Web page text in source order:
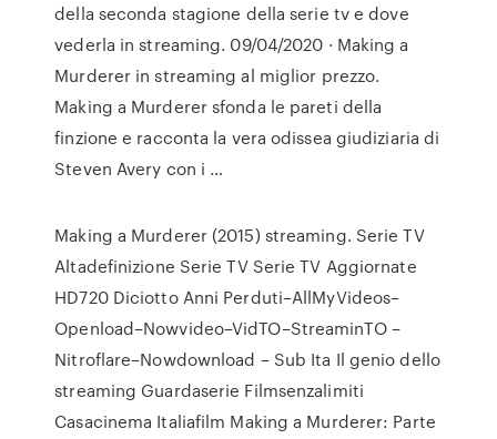
della seconda stagione della serie tv e dove
vederla in streaming. 09/04/2020 · Making a
Murderer in streaming al miglior prezzo.
Making a Murderer sfonda le pareti della
finzione e racconta la vera odissea giudiziaria di
Steven Avery con i …
Making a Murderer (2015) streaming. Serie TV
Altadefinizione Serie TV Serie TV Aggiornate
HD720 Diciotto Anni Perduti–AllMyVideos–
Openload–Nowvideo–VidTO–StreaminTO –
Nitroflare–Nowdownload – Sub Ita Il genio dello
streaming Guardaserie Filmsenzalimiti
Casacinema Italiafilm Making a Murderer: Parte